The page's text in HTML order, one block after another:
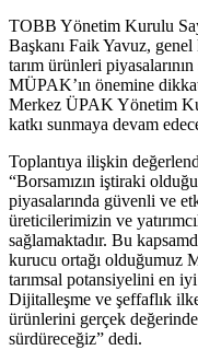
TOBB Yönetim Kurulu
Başkanı Faik Yavuz, genel
tarım ürünleri
MÜPAK’ın önemine
Merkez ÜPAK Yönetim
katkı sunmaya devam
Toplantıya ilişkin
“Borsamızın iştiraki
piyasalarında güvenli ve
üreticilerimizin ve
sağlamaktadır. Bu
kurucu ortağı olduğumuz
tarımsal potansiyelini en
Dijitalleşme ve şeffaflık
ürünlerini gerçek
sürdüreceğiz” dedi.